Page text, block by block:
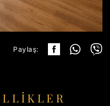
AYRINTILAR
Paylaş: